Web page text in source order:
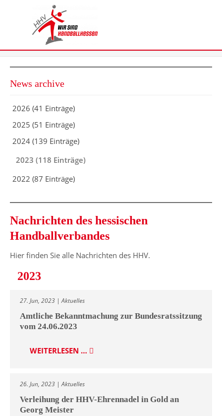
News archive
2026 (41 Einträge)
2025 (51 Einträge)
2024 (139 Einträge)
2023 (118 Einträge)
2022 (87 Einträge)
Nachrichten des hessischen
Handballverbandes
Hier finden Sie alle Nachrichten des HHV.
2023
27. Jun, 2023 | Aktuelles
Amtliche Bekanntmachung zur Bundesratssitzung
vom 24.06.2023
WEITERLESEN …
26. Jun, 2023 | Aktuelles
Verleihung der HHV-Ehrennadel in Gold an
Georg Meister